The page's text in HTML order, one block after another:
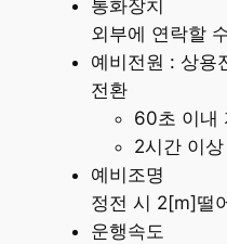
통화장치
외부에 연락할
예비전원 : 상용
전환
60초 이내
2시간 이
예비조명
정전 시 2[m]떨
운행속도